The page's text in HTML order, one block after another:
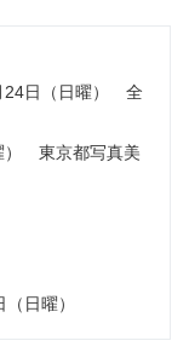
24日（日曜） 全
東京都写真美
日曜）